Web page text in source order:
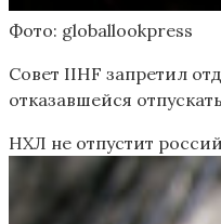
Фото: globallookpress
Совет IIHF запретил
отказавшейся
НХЛ не отпустит